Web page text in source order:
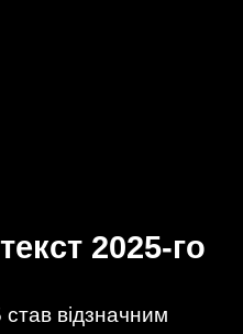
2025-го
відзначним